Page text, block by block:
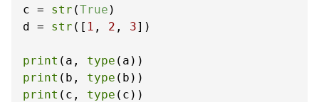
c = str (True )
d = str ([ 1 , 2 , 3])
print (a, type
print (b, type
print (c, type